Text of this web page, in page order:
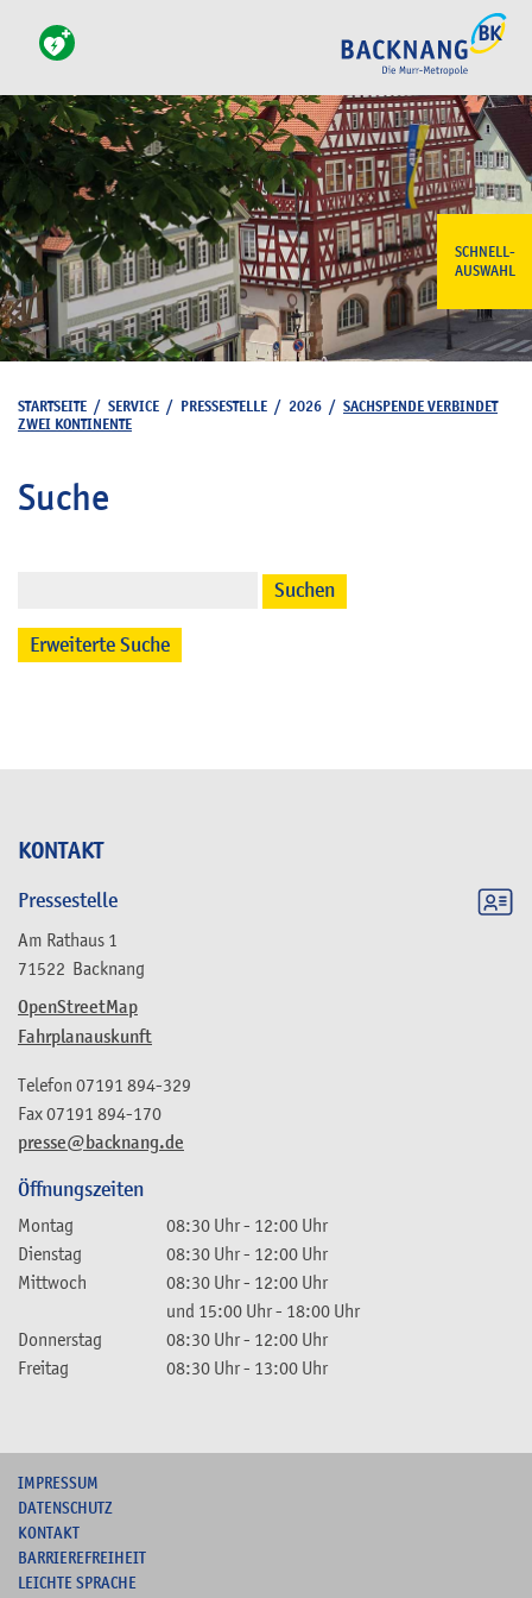
SCHNELL-
AUSWAHL
KONTAKT
Pressestelle
Am Rathaus 1
71522 Backnang
OpenStreetMap
Fahrplanauskunft
presse@backnang.de
Telefon 07191 894-329
Fax07191 894-170
Öffnungszeiten
Montag 08:30 Uhr- 12:00 Uhr
Dienstag
08:30 Uhr- 12:00 Uhr
Mittwoch
08:30 Uhr- 12:00 Uhr
und 15:00 Uhr- 18:00 Uhr
Donnerstag
08:30 Uhr- 12:00 Uhr
Freitag
08:30 Uhr- 13:00 Uhr
STARTSEITE / SERVICE / PRESSESTELLE / 2026 / SACHSPENDE VERBINDET
ZWEI KONTINENTE
Suche
Suchen
Erweiterte Suche
IMPRESSUM
DATENSCHUTZ
KONTAKT
BARRIEREFREIHEIT
LEICHTE SPRACHE